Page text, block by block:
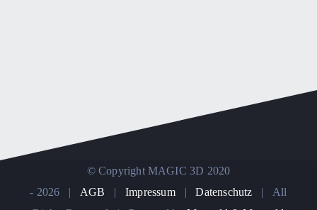
© Copyright MAGIC 3D 2020
- 2026 |AGB |Impressum|Datenschutz | All